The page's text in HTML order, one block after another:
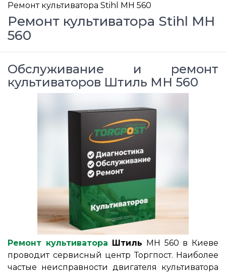
Ремонт культиватора Stihl MH 560
Ремонт культиватора Stihl MH
560
Обслуживание и ремонт
культиваторов Штиль MH 560
Ремонт культиватора Штиль MH 560 в Киеве
проводит сервисный центр Торгпост. Наиболее
частые неисправности двигателя культиватора